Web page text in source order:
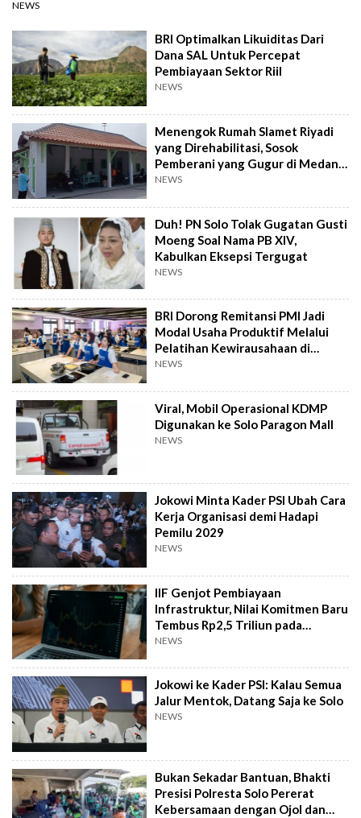
NEWS
BRI Optimalkan Likuiditas Dari
Dana SAL Untuk Percepat
Pembiayaan Sektor Riil
NEWS
Menengok Rumah Slamet Riyadi
yang Direhabilitasi, Sosok
Pemberani yang Gugur di Medan
Perang
NEWS
Duh! PN Solo Tolak Gugatan Gusti
Moeng Soal Nama PB XIV,
Kabulkan Eksepsi Tergugat
NEWS
BRI Dorong Remitansi PMI Jadi
Modal Usaha Produktif Melalui
Pelatihan Kewirausahaan di
Taiwan
NEWS
Viral, Mobil Operasional KDMP
Digunakan ke Solo Paragon Mall
NEWS
Jokowi Minta Kader PSI Ubah Cara
Kerja Organisasi demi Hadapi
Pemilu 2029
NEWS
IIF Genjot Pembiayaan
Infrastruktur, Nilai Komitmen Baru
Tembus Rp2,5 Triliun pada
Semester I 2026
NEWS
Jokowi ke Kader PSI: Kalau Semua
Jalur Mentok, Datang Saja ke Solo
NEWS
Bukan Sekadar Bantuan, Bhakti
Presisi Polresta Solo Pererat
Kebersamaan dengan Ojol dan